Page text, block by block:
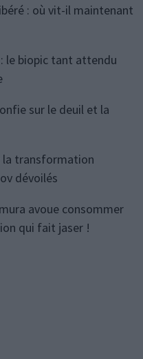
: où vit-il maintenant
le biopic tant attendu
sur le deuil et la
la transformation
dévoilés
avoue consommer
qui fait jaser !